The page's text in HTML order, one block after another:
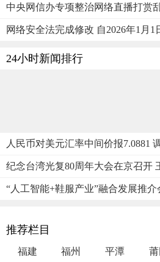
中央网信办专项整治网络直播打赏
网络安全法完成修改 自2026年1月1
24小时新闻排行
人民币对美元汇率中间价报7.0881
纪念台湾光复80周年大会在京召开
“人工智能+鞋服产业”融合发展推介
推荐栏目
福建 福州 平潭 莆